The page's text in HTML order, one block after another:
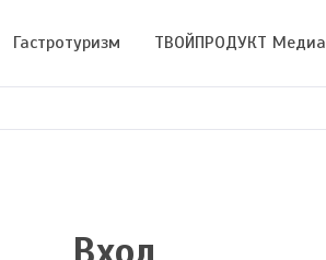
Гастротуризм ТВОЙПРОДУКТ Медиа